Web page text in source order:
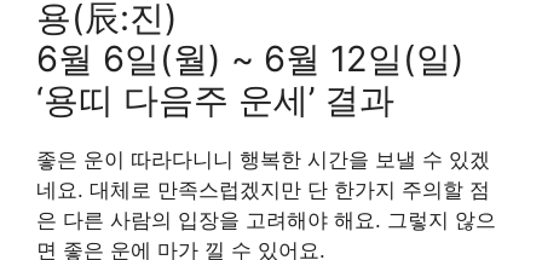
용(辰:진)
6월 6일(월) ~ 6월 12일(일)
‘용띠 다음주 운세’ 결과
좋은 운이 따라다니니 행복한 시간을 보낼 수 있겠
네요. 대체로 만족스럽겠지만 단 한가지 주의할 점
은 다른 사람의 입장을 고려해야 해요. 그렇지 않으
면 좋은 운에 마가 낄 수 있어요.